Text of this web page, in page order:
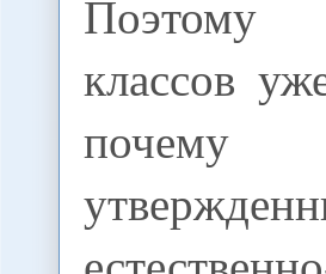
Поэтому
классов
почему